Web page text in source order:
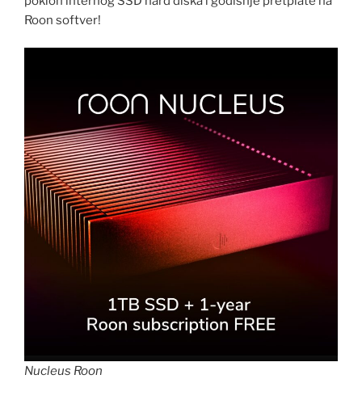
Roon softver!
Nucleus Roon